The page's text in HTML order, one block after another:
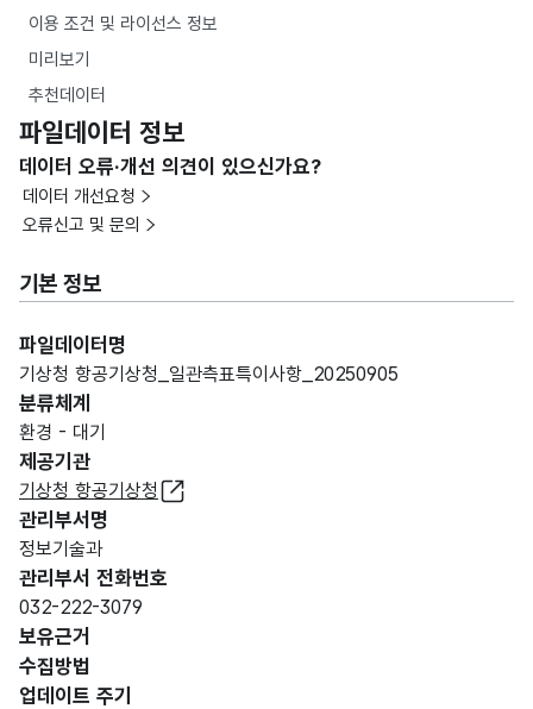
이용 조건 및 라이선스 정보
미리보기
추천데이터
파일데이터 정보
데이터 오류·개선 의견이 있으신가요?
데이터 개선요청
오류신고 및 문의
기본 정보
파일데이터명
기상청 항공기상청_일관측표특이사항_20250905
분류체계
환경 - 대기
제공기관
기상청 항공기상청
관리부서명
정보기술과
관리부서 전화번호
032-222-3079
보유근거
수집방법
업데이트 주기